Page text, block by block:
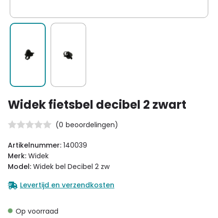
Widek fietsbel decibel 2 zwart
(0 beoordelingen)
Artikelnummer: 140039
Merk: Widek
Model: Widek bel Decibel 2 zw
Levertijd en verzendkosten
Op voorraad